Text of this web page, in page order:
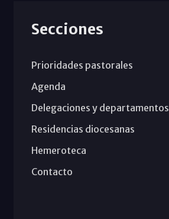
Secciones
Prioridades pastorales
Agenda
Delegaciones y departamentos
Residencias diocesanas
Hemeroteca
Contacto